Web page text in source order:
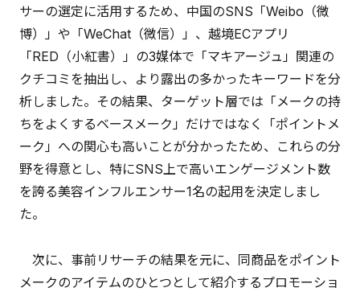
サーの選定に活用するため、中国のSNS「Weibo（微
博）」や「WeChat（微信）」、越境ECアプリ
「RED（小紅書）」の3媒体で「マキアージュ」関連の
クチコミを抽出し、より露出の多かったキーワードを分
析しました。その結果、ターゲット層では「メークの持
ちをよくするベースメーク」だけではなく「ポイントメ
ーク」への関心も高いことが分かったため、これらの分
野を得意とし、特にSNS上で高いエンゲージメント数
を誇る美容インフルエンサー1名の起用を決定しまし
た。
次に、事前リサーチの結果を元に、同商品をポイント
メークのアイテムのひとつとして紹介するプロモーショ